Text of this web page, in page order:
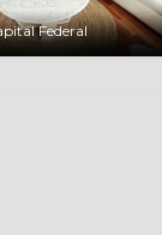
Federal